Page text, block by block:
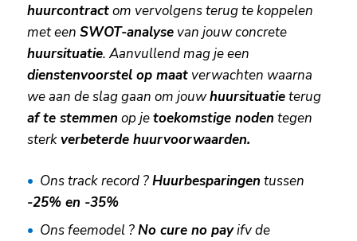
huurcontractom vervolgens terug te koppelen
met een SWOT-analysevan jouw concrete
huursituatie. Aanvullend mag je een
dienstenvoorstel op maatverwachten waarna
we aan de slag gaan om jouwhuursituatieterug
af te stemmen op jetoekomstige noden tegen
sterkverbeterde huurvoorwaarden.
Ons track record ?Huurbesparingen tussen
-25% en -35%
Ons feemodel ?No cure no payifv de